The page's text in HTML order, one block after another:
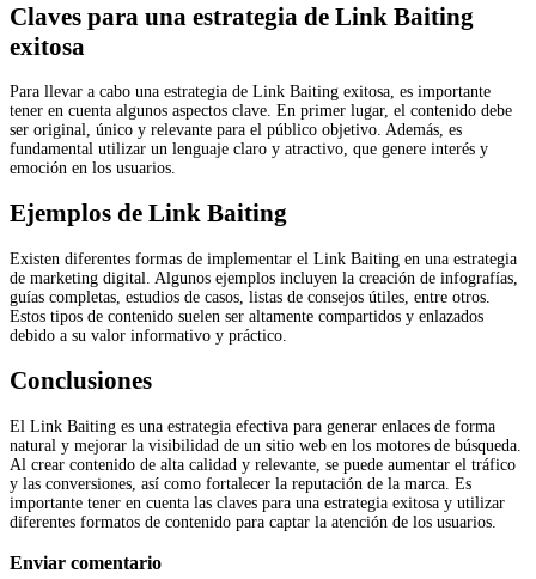
Claves para una estrategia de Link Baiting
exitosa
Para llevar a cabo una estrategia de Link Baiting exitosa, es importante
tener en cuenta algunos aspectos clave. En primer lugar, el contenido debe
ser original, único y relevante para el público objetivo. Además, es
fundamental utilizar un lenguaje claro y atractivo, que genere interés y
emoción en los usuarios.
Ejemplos de Link Baiting
Existen diferentes formas de implementar el Link Baiting en una estrategia
de marketing digital. Algunos ejemplos incluyen la creación de infografías,
guías completas, estudios de casos, listas de consejos útiles, entre otros.
Estos tipos de contenido suelen ser altamente compartidos y enlazados
debido a su valor informativo y práctico.
Conclusiones
El Link Baiting es una estrategia efectiva para generar enlaces de forma
natural y mejorar la visibilidad de un sitio web en los motores de búsqueda.
Al crear contenido de alta calidad y relevante, se puede aumentar el tráfico
y las conversiones, así como fortalecer la reputación de la marca. Es
importante tener en cuenta las claves para una estrategia exitosa y utilizar
diferentes formatos de contenido para captar la atención de los usuarios.
Enviar comentario